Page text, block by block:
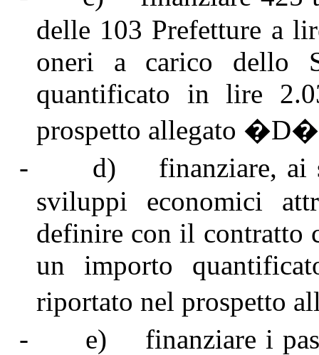
delle 103 Prefetture a
oneri a carico dello
quantificato in lire
prospetto allegato
-
d)
finanziare,
sviluppi economici
definire con il contratto
un importo
riportato nel prospetto
-
e)
finanziare i